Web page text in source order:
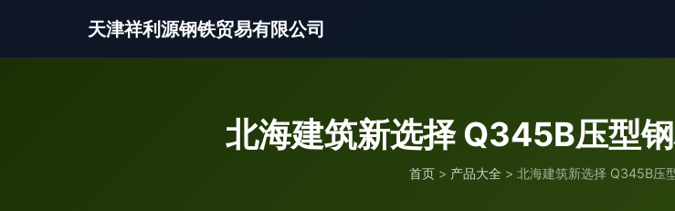
天津祥利源钢铁贸易有限公司
北海建筑新选择 Q345B压型
首页 > 产品大全 > 北海建筑新选择 Q345B压